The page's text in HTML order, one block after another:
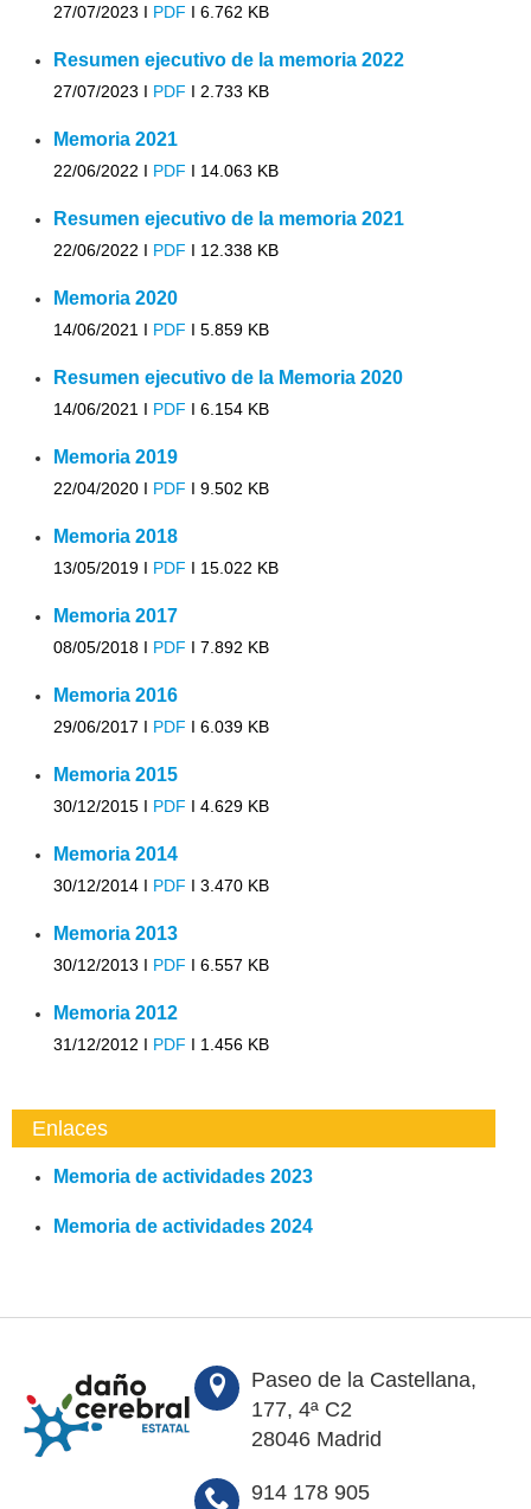
27/07/2023 I PDF I 6.762 KB
Resumen ejecutivo de la memoria 2022
27/07/2023 I PDF I 2.733 KB
Memoria 2021
22/06/2022 I PDF I 14.063 KB
Resumen ejecutivo de la memoria 2021
22/06/2022 I PDF I 12.338 KB
Memoria 2020
14/06/2021 I PDF I 5.859 KB
Resumen ejecutivo de la Memoria 2020
14/06/2021 I PDF I 6.154 KB
Memoria 2019
22/04/2020 I PDF I 9.502 KB
Memoria 2018
13/05/2019 I PDF I 15.022 KB
Memoria 2017
08/05/2018 I PDF I 7.892 KB
Memoria 2016
29/06/2017 I PDF I 6.039 KB
Memoria 2015
30/12/2015 I PDF I 4.629 KB
Memoria 2014
30/12/2014 I PDF I 3.470 KB
Memoria 2013
30/12/2013 I PDF I 6.557 KB
Memoria 2012
31/12/2012 I PDF I 1.456 KB
Enlaces
Memoria de actividades 2023
Memoria de actividades 2024
Paseo de la Castellana,
177, 4ª C2
28046 Madrid
914 178 905